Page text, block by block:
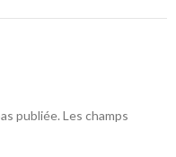
publiée. Les champs